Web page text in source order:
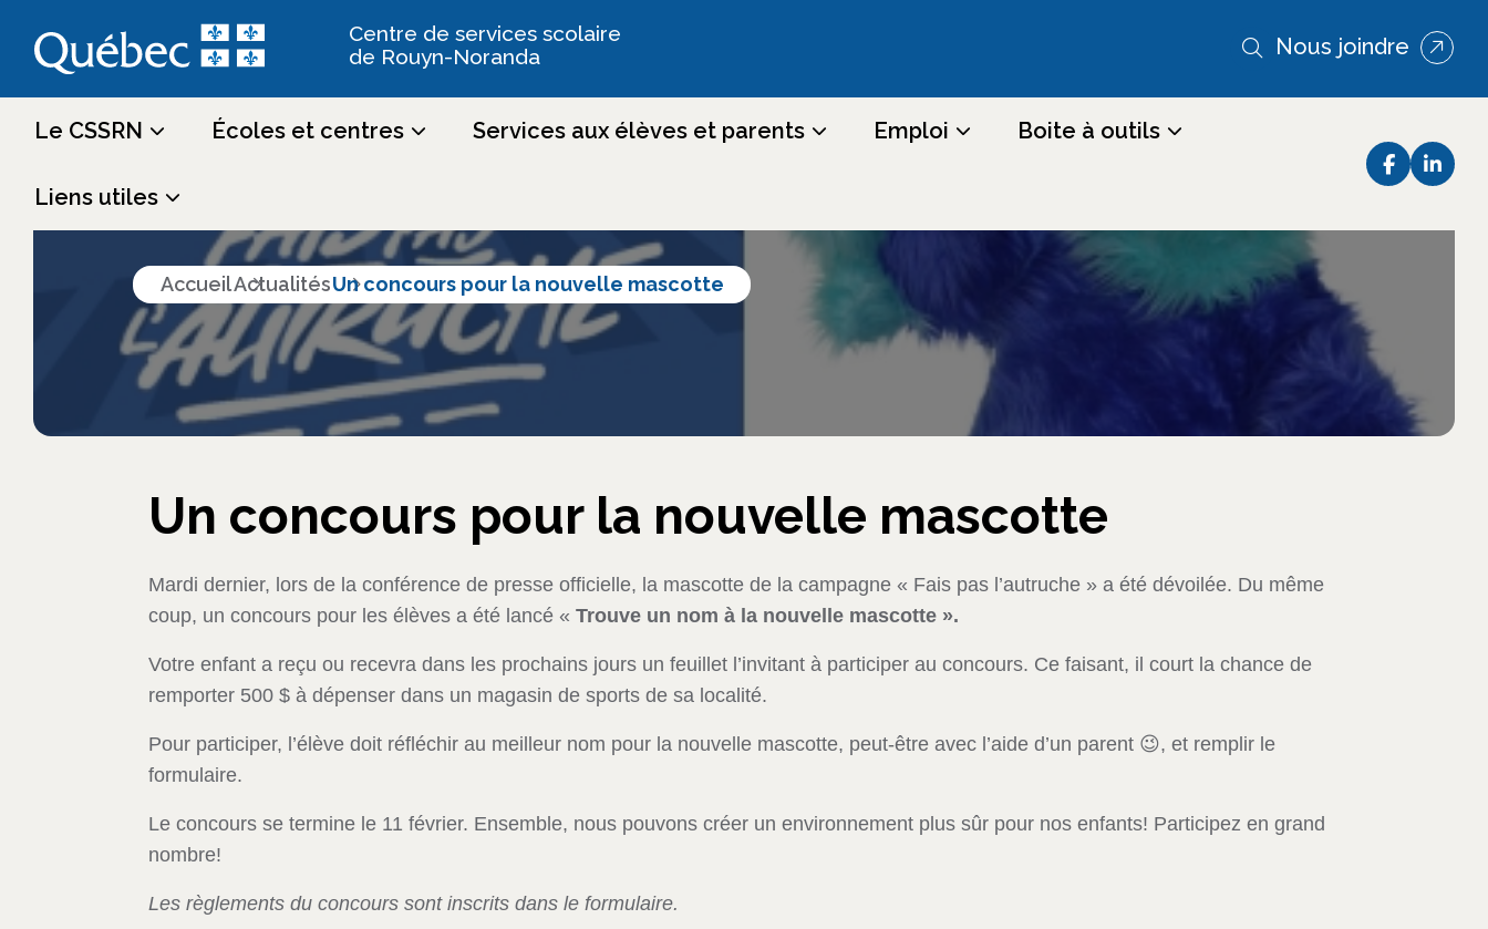
Centre de services scolaire
de Rouyn-Noranda
Nous joindre
Le CSSRN Écoles et centres Services aux élèves et parents Emploi Boite à outils
Liens utiles
AccueilActualitésUn concours pour la nouvelle mascotte
Un concours pour la nouvelle mascotte
Mardi dernier, lors de la conférence de presse officielle, la mascotte de la campagne « Fais pas l’autruche » a été dévoilée. Du même
coup, un concours pour les élèves a été lancé « Trouve un nom à la nouvelle mascotte ».
Votre enfant a reçu ou recevra dans les prochains jours un feuillet l’invitant à participer au concours. Ce faisant, il court la chance de
remporter 500 $ à dépenser dans un magasin de sports de sa localité.
Pour participer, l’élève doit réfléchir au meilleur nom pour la nouvelle mascotte, peut-être avec l’aide d’un parent 😉, et remplir le
formulaire.
Le concours se termine le 11 février. Ensemble, nous pouvons créer un environnement plus sûr pour nos enfants! Participez en grand
nombre!
Les règlements du concours sont inscrits dans le formulaire.